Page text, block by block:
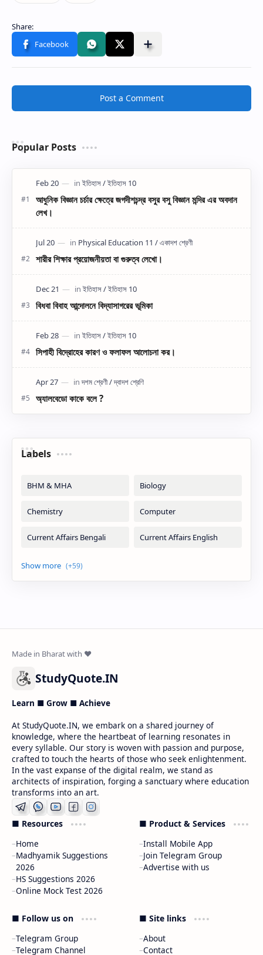
Post a Comment
Popular Posts
আধুনিক বিজ্ঞান চর্চার ক্ষেত্রে জগদীশচন্দ্র বসুর বসু বিজ্ঞান মন্দির এর অবদান
লেখ।
শারীর শিক্ষার প্রয়োজনীয়তা বা গুরুত্ব লেখো।
বিধবা বিবাহ আন্দোলনে বিদ্যাসাগরের ভূমিকা
সিপাহী বিদ্রোহের কারণ ও ফলাফল আলোচনা কর।
অ্যালবেডো কাকে বলে ?
Labels
StudyQuote.IN
Learn ■ Grow ■ Achieve
At StudyQuote.IN, we embark on a shared journey of
knowledge, where the heartbeat of learning resonates in
every syllable. Our story is woven with passion and purpose,
crafted to touch the hearts of those who seek enlightenment.
In the vast expanse of the digital realm, we stand as
architects of inspiration, forging a sanctuary where education
transforms into an art.
■ Resources
Home
Madhyamik Suggestions
2026
HS Suggestions 2026
Online Mock Test 2026
■ Product & Services
Install Mobile App
Join Telegram Group
Advertise with us
■ Follow us on
Telegram Group
Telegram Channel
■ Site links
About
Contact